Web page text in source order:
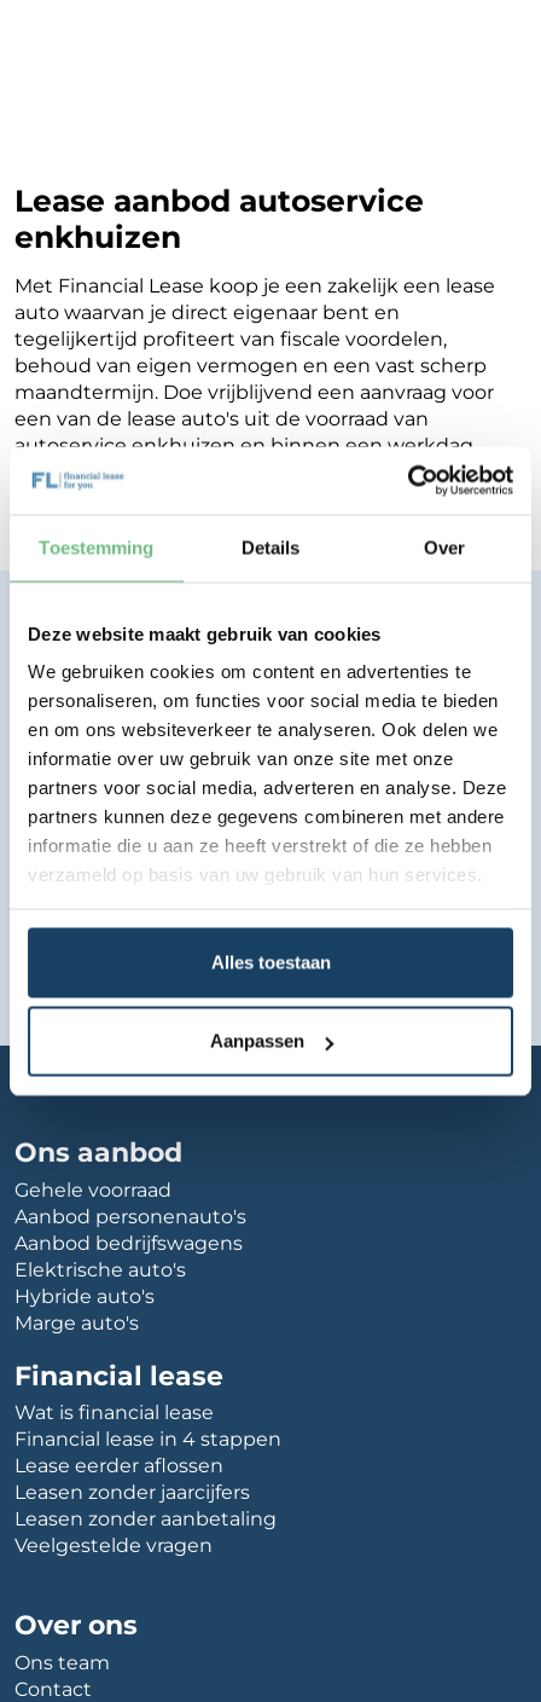
Toestemming Details Over
Deze website maakt gebruik van cookies
We gebruiken cookies om content en advertenties te
personaliseren, om functies voor social media te bieden
en om ons websiteverkeer te analyseren. Ook delen we
informatie over uw gebruik van onze site met onze
partners voor social media, adverteren en analyse. Deze
partners kunnen deze gegevens combineren met andere
informatie die u aan ze heeft verstrekt of die ze hebben
verzameld op basis van uw gebruik van hun services.
Alles toestaan
Aanpassen
Lease aanbod autoservice
enkhuizen
Met Financial Lease koop je een zakelijk een lease
auto waarvan je direct eigenaar bent en
tegelijkertijd profiteert van fiscale voordelen,
behoud van eigen vermogen en een vast scherp
maandtermijn. Doe vrijblijvend een aanvraag voor
een van de lease auto's uit de voorraad van
autoservice enkhuizen en binnen een werkdag
ontvang je terugkoppeling op de mogelijkheden
voor jouw Financial Lease.
Financial lease zonder zorgen.
Eenvoudig, transparant, vertrouwd.
Bekijk lease aanbod
Home Autobedrijf autoservice-enkhuizen
Ons aanbod
Gehele voorraad
Aanbod personenauto's
Aanbod bedrijfswagens
Elektrische auto's
Hybride auto's
Marge auto's
Financial lease
Wat is financial lease
Financial lease in 4 stappen
Lease eerder aflossen
Leasen zonder jaarcijfers
Leasen zonder aanbetaling
Veelgestelde vragen
Over ons
Ons team
Contact